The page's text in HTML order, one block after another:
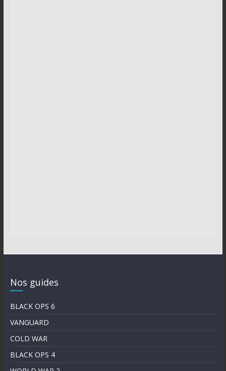
Nos guides
BLACK OPS 6
VANGUARD
COLD WAR
BLACK OPS 4